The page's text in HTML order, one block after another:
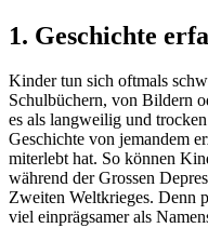
1. Geschichte
Kinder tun sich oftmals
Schulbüchern, von Bildern
es als langweilig und
Geschichte von jemandem
miterlebt hat. So können
während der Grossen
Zweiten Weltkrieges. Denn
viel einprägsamer als